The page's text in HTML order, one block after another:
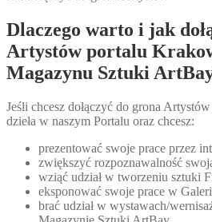
Dlaczego warto i jak
Artystów portalu
Magazynu Sztuki
Jeśli chcesz dołączyć do grona
dzieła w naszym Portalu oraz chcesz:
prezentować swoje prace przez
zwiększyć rozpoznawalność
wziąć udział w tworzeniu sztuki
eksponować swoje prace w
brać udział w wystawach/